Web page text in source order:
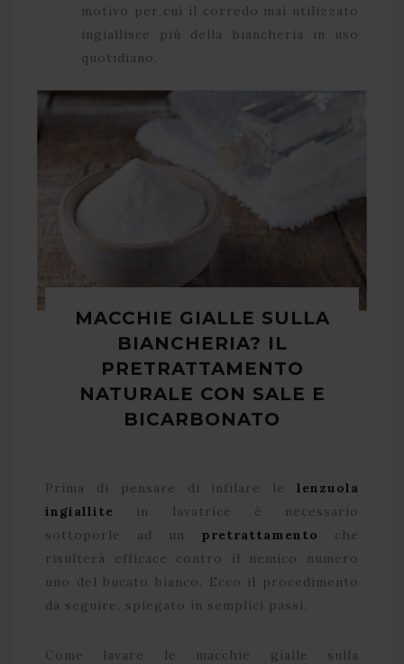
motivo per cui il corredo mai utilizzato
ingiallisce più della biancheria in uso
quotidiano.
MACCHIE GIALLE SULLA
BIANCHERIA? IL
PRETRATTAMENTO
NATURALE CON SALE E
BICARBONATO
Prima di pensare di infilare le lenzuola
ingiallite in lavatrice è necessario
sottoporle ad un pretrattamento che
risulterà efficace contro il nemico numero
uno del bucato bianco. Ecco il procedimento
da seguire, spiegato in semplici passi.
Come lavare le macchie gialle sulla